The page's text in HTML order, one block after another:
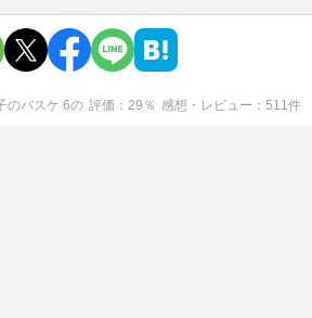
のバスケ 6の 評価 29 ％ 感想・レビュー 511件